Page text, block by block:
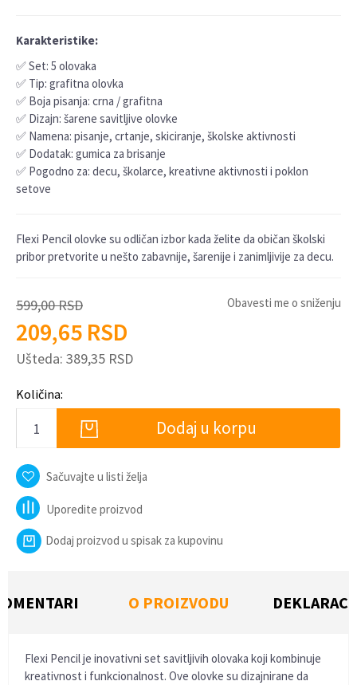
Karakteristike:
✅ Set: 5 olovaka
✅ Tip: grafitna olovka
✅ Boja pisanja: crna / grafitna
✅ Dizajn: šarene savitljive olovke
✅ Namena: pisanje, crtanje, skiciranje, školske aktivnosti
✅ Dodatak: gumica za brisanje
✅ Pogodno za: decu, školarce, kreativne aktivnosti i poklon
setove
Flexi Pencil olovke su odličan izbor kada želite da običan školski
pribor pretvorite u nešto zabavnije, šarenije i zanimljivije za decu.
599,00RSD
209,65 RSD
Ušteda: 389,35 RSD
Obavesti me o sniženju
Količina:
Dodaj u korpu
Sačuvajte u listi želja
Uporedite proizvod
Dodaj proizvod u spisak za kupovinu
O PROIZVODU
Flexi Pencil je inovativni set savitljivih olovaka koji kombinuje
kreativnost i funkcionalnost. Ove olovke su dizajnirane da